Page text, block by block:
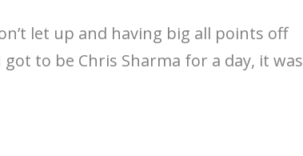
let up and having big all points off
got to be Chris Sharma for a day, it was